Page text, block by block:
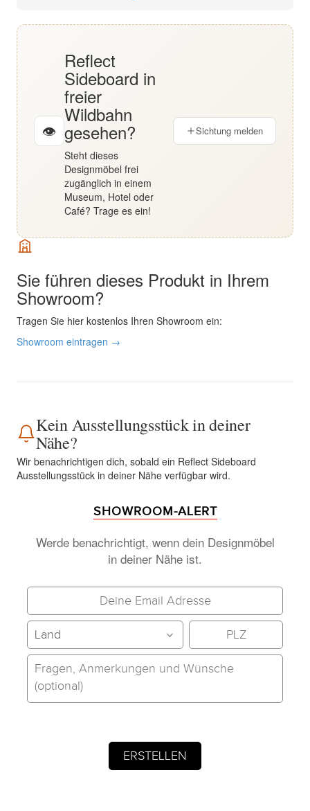
👁
Reflect
Sideboard in
freier
Wildbahn
gesehen?
Steht dieses
Designmöbel frei
zugänglich in einem
Museum, Hotel oder
Café? Trage es ein!
Sichtung melden
Sie führen dieses Produkt in Ihrem
Showroom?
Tragen Sie hier kostenlos Ihren Showroom ein:
Showroom eintragen →
Kein Ausstellungsstück in deiner
Nähe?
Wir benachrichtigen dich, sobald ein Reflect Sideboard
Ausstellungsstück in deiner Nähe verfügbar wird.
SHOWROOM-ALERT
Werde benachrichtigt, wenn dein Designmöbel
in deiner Nähe ist.